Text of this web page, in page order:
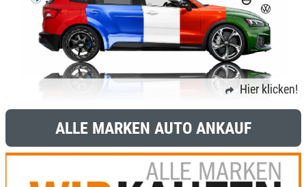
Hier klicken!
ALLE MARKEN AUTO ANKAUF